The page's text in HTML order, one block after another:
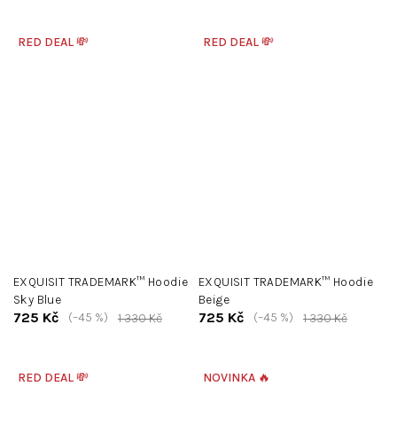
RED DEAL 💸
EXQUISIT TRADEMARK™ Hoodie
Sky Blue
725 Kč 1 330 Kč
(–45 %)
RED DEAL 💸
EXQUISIT TRADEMARK™ Hoodie
Beige
725 Kč 1 330 Kč
(–45 %)
RED DEAL 💸 NOVINKA 🔥